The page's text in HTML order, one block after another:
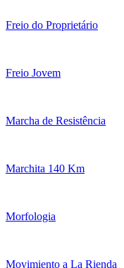
Freio do Proprietário
Freio Jovem
Marcha de Resistência
Marchita 140 Km
Morfologia
Movimiento a La Rienda